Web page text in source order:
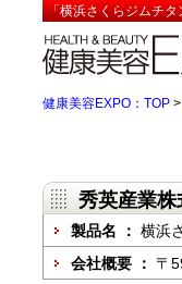
「横浜さくらジムチ
健康美容EXPO：TOP >
秀英産業株
製品名 ： 横浜
会社概要 ： 〒